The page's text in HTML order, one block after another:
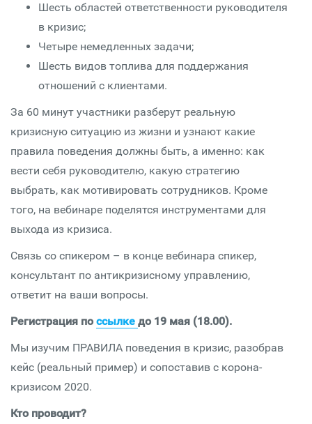
Шесть областей ответственности руководителя
в кризис;
Четыре немедленных задачи;
Шесть видов топлива для поддержания
отношений с клиентами.
За 60 минут участники разберут реальную
кризисную ситуацию из жизни и узнают какие
правила поведения должны быть, а именно: как
вести себя руководителю, какую стратегию
выбрать, как мотивировать сотрудников. Кроме
того, на вебинаре поделятся инструментами для
выхода из кризиса.
Связь со спикером – в конце вебинара спикер,
консультант по антикризисному управлению,
ответит на ваши вопросы.
Регистрация по ссылке до 19 мая (18.00).
Мы изучим ПРАВИЛА поведения в кризис, разобрав
кейс (реальный пример) и сопоставив с корона-
кризисом 2020.
Кто проводит?